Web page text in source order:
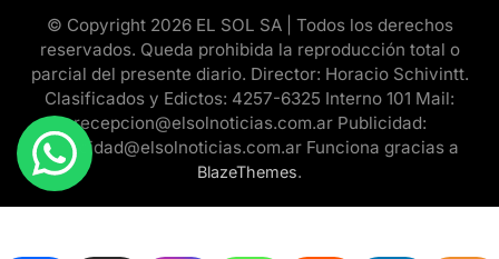
© Copyright 2026 EL SOL SA | Todos los derechos
reservados. Queda prohibida la reproducción total o
parcial del presente diario. Director: Horacio Schivintt.
Clasificados y Edictos: 4257-6325 Interno 101 Mail:
recepcion@elsolnoticias.com.ar Publicidad:
publicidad@elsolnoticias.com.ar Funciona gracias a
BlazeThemes.